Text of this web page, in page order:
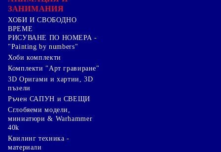
ЗАНИМАНИЯ
ХОБИ И СВОБОДНО
ВРЕМЕ
РИСУВАНЕ ПО НОМЕРА -
"Painting by numbers"
Хоби комплекти
Комплекти "Арт гравиране"
3D Оригами и хартии, 3D
пъзели
Ръчен САПУН и СВЕЩИ
Сглобяеми модели,
миниатюри & Warhammer
40k
Квилинг техника -
материали